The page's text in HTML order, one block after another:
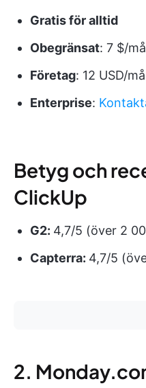
Gratis för alltid
Obegränsat: 7 $/
Företag: 12 USD/
Enterprise:
Betyg och
ClickUp
G2: 4,7/5 (över 2
Capterra: 4,7/5
2.